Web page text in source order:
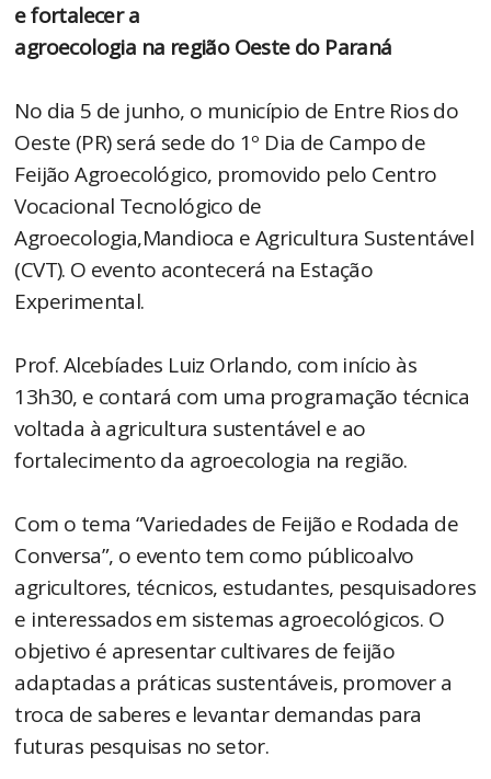
e fortalecer a
agroecologia na região Oeste do Paraná
No dia 5 de junho, o município de Entre Rios do
Oeste (PR) será sede do 1º Dia de Campo de
Feijão Agroecológico, promovido pelo Centro
Vocacional Tecnológico de
Agroecologia,Mandioca e Agricultura Sustentável
(CVT). O evento acontecerá na Estação
Experimental.
Prof. Alcebíades Luiz Orlando, com início às
13h30, e contará com uma programação técnica
voltada à agricultura sustentável e ao
fortalecimento da agroecologia na região.
Com o tema “Variedades de Feijão e Rodada de
Conversa”, o evento tem como públicoalvo
agricultores, técnicos, estudantes, pesquisadores
e interessados em sistemas agroecológicos. O
objetivo é apresentar cultivares de feijão
adaptadas a práticas sustentáveis, promover a
troca de saberes e levantar demandas para
futuras pesquisas no setor.